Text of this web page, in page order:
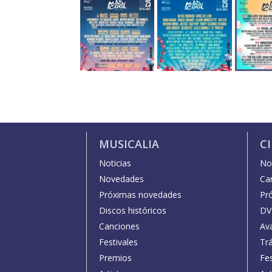
MUSICALIA
Noticias
Novedades
Próximas novedades
Discos históricos
Canciones
Festivales
Premios